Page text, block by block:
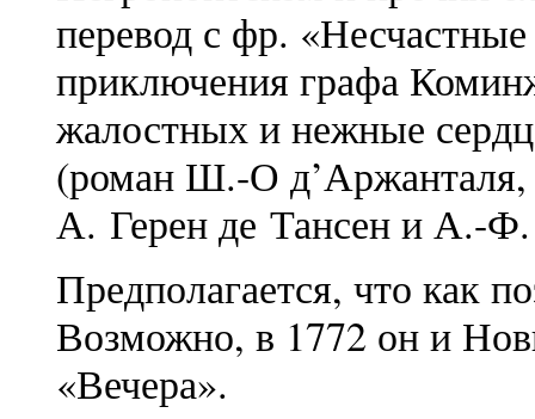
перевод с фр.
приключения графа
жалостных и нежные
(роман Ш.-О д’Аржанталя,
А. Герен де Тансен и А.-
Предполагается, что как
Возможно, в 1772 он и
«Вечера».